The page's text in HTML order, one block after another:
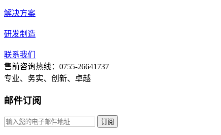
解决方案
研发制造
联系我们
售前咨询热线：0755-26641737
专业、务实、创新、卓越
邮件订阅
订阅